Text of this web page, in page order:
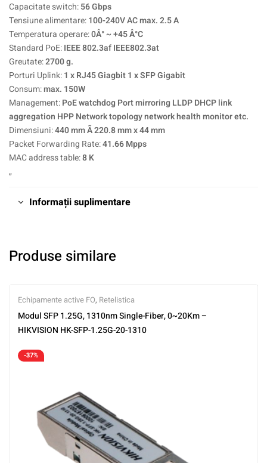
Capacitate switch:56 Gbps
Tensiune alimentare:100-240V AC max. 2.5 A
Temperatura operare:0Â° ~ +45 Â°C
Standard PoE:IEEE 802.3af IEEE802.3at
Greutate:2700 g.
Porturi Uplink:1 x RJ45 Giagbit 1 x SFP Gigabit
Consum:max. 150W
Management:PoE watchdog Port mirroring LLDP DHCP link
aggregation HPP Network topology network health monitor etc.
Dimensiuni:440 mm Ã 220.8 mm x 44 mm
Packet Forwarding Rate:41.66 Mpps
MAC address table:8 K
„
Informații suplimentare
Produse similare
Echipamente active FO, Retelistica
Modul SFP 1.25G, 1310nm Single-Fiber, 0~20Km –
HIKVISION HK-SFP-1.25G-20-1310
-37%